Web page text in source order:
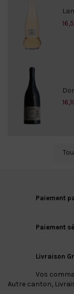
Paiement
Paiement
Livraison
Vos
Autre canton,